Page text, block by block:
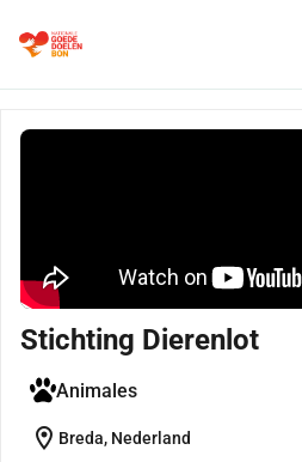
Stichting Dierenlot
Animales
location_on Breda, Nederland